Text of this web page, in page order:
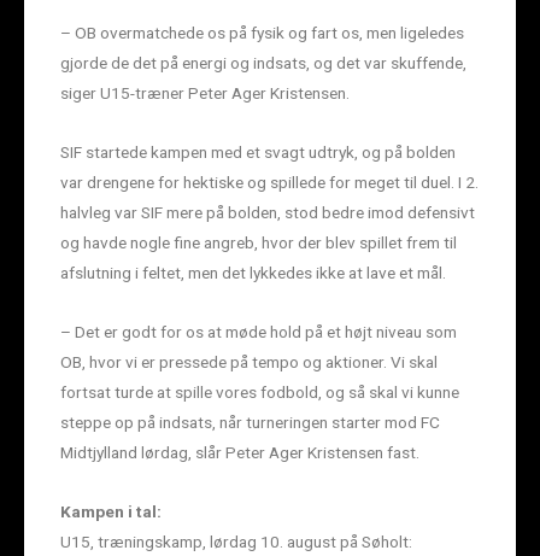
– OB overmatchede os på fysik og fart os, men ligeledes
gjorde de det på energi og indsats, og det var skuffende,
siger U15-træner Peter Ager Kristensen.
SIF startede kampen med et svagt udtryk, og på bolden
var drengene for hektiske og spillede for meget til duel. I 2.
halvleg var SIF mere på bolden, stod bedre imod defensivt
og havde nogle fine angreb, hvor der blev spillet frem til
afslutning i feltet, men det lykkedes ikke at lave et mål.
– Det er godt for os at møde hold på et højt niveau som
OB, hvor vi er pressede på tempo og aktioner. Vi skal
fortsat turde at spille vores fodbold, og så skal vi kunne
steppe op på indsats, når turneringen starter mod FC
Midtjylland lørdag, slår Peter Ager Kristensen fast.
Kampen i tal:
U15, træningskamp, lørdag 10. august på Søholt: